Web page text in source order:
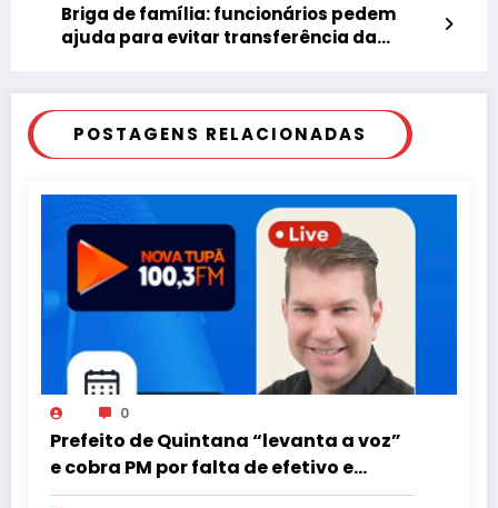
Briga de família: funcionários pedem
ajuda para evitar transferência da
POSTAGENS RELACIONADAS
0
Prefeito de Quintana “levanta a voz”
e cobra PM por falta de efetivo e
viaturas na região